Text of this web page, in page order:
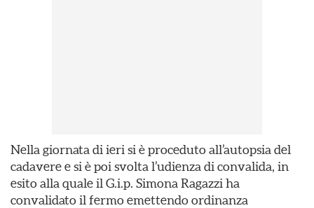
Nella giornata di ieri si è proceduto all’autopsia del
cadavere e si è poi svolta l’udienza di convalida, in
esito alla quale il G.i.p. Simona Ragazzi ha
convalidato il fermo emettendo ordinanza